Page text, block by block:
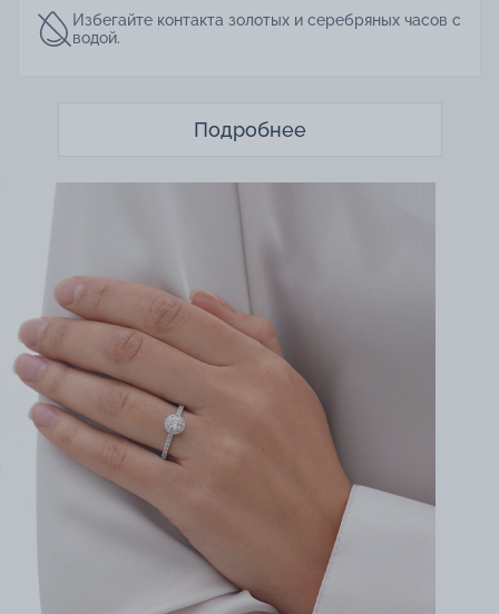
Избегайте контакта золотых и серебряных часов с
водой.
Подробнее